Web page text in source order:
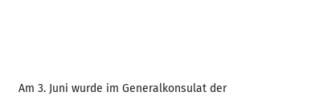
Am 3. Juni wurde im Generalkonsulat der